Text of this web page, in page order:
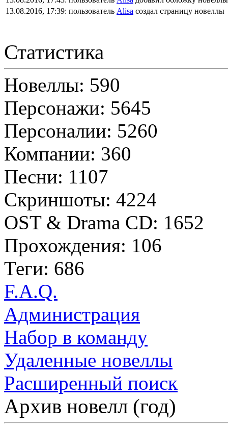
13.08.2016, 17:39: пользователь Alisa создал страницу новеллы
Статистика
Новеллы: 590
Персонажи: 5645
Персоналии: 5260
Компании: 360
Песни: 1107
Скриншоты: 4224
OST & Drama CD: 1652
Прохождения: 106
Теги: 686
F.A.Q.
Администрация
Набор в команду
Удаленные новеллы
Расширенный поиск
Архив новелл (год)